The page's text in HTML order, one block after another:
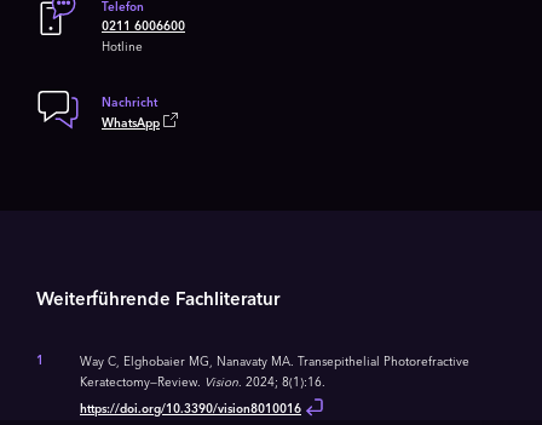
Telefon
0211 6006600
Hotline
Nachricht
WhatsApp
Weiterführende Fachliteratur
1
Way C, Elghobaier MG, Nanavaty MA. Transepithelial Photorefractive
Keratectomy—Review. Vision. 2024; 8(1):16.
https://doi.org/10.3390/vision8010016